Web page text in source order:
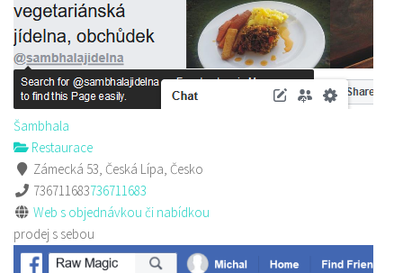
Šambhala
Restaurace
Zámecká 53, Česká Lípa, Česko
736711683736711683
Web s objednávkou či nabídkou
prodej s sebou